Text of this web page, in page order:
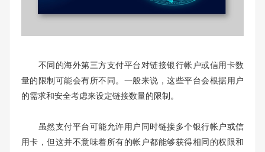
不同的海外第三方支付平台对链接银行帐户或信用卡数
量的限制可能会有所不同。一般来说，这些平台会根据用户
的需求和安全考虑来设定链接数量的限制。
虽然支付平台可能允许用户同时链接多个银行帐户或信
用卡，但这并不意味着所有的帐户都能够获得相同的权限和